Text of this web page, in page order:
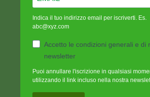
Indica il tuo indirizzo email per iscriverti. Es.
abc@xyz.com
Accetto le condizioni generali e di
newsletter
Puoi annullare l'iscrizione in qualsiasi
utilizzando il link incluso nella nostra